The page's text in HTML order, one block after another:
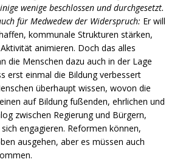
wenige beschlossen und durchgesetzt.
für Medwedew der Widerspruch: Er will
kommunale Strukturen stärken,
animieren. Doch das alles
die Menschen dazu auch in der Lage
erst einmal die Bildung verbessert
überhaupt wissen, wovon die
auf Bildung fußenden, ehrlichen und
zwischen Regierung und Bürgern,
engagieren. Reformen können,
ausgehen, aber es müssen auch